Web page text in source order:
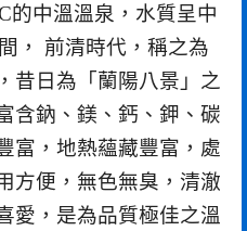
的中溫溫泉，水質呈中
， 前清時代，稱之為
昔日為「蘭陽八景」之
含鈉、鎂、鈣、鉀、碳
富，地熱蘊藏豐富，處
方便，無色無臭，清澈
愛，是為品質極佳之溫